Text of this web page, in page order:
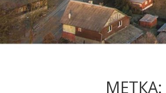
МЕТКА: